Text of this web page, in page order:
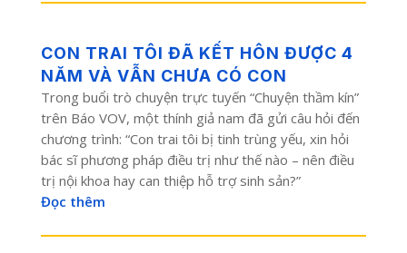
CON TRAI TÔI ĐÃ KẾT HÔN ĐƯỢC 4
NĂM VÀ VẪN CHƯA CÓ CON
Trong buổi trò chuyện trực tuyến “Chuyện thầm kín”
trên Báo VOV, một thính giả nam đã gửi câu hỏi đến
chương trình: “Con trai tôi bị tinh trùng yếu, xin hỏi
bác sĩ phương pháp điều trị như thế nào – nên điều
trị nội khoa hay can thiệp hỗ trợ sinh sản?”
Đọc thêm